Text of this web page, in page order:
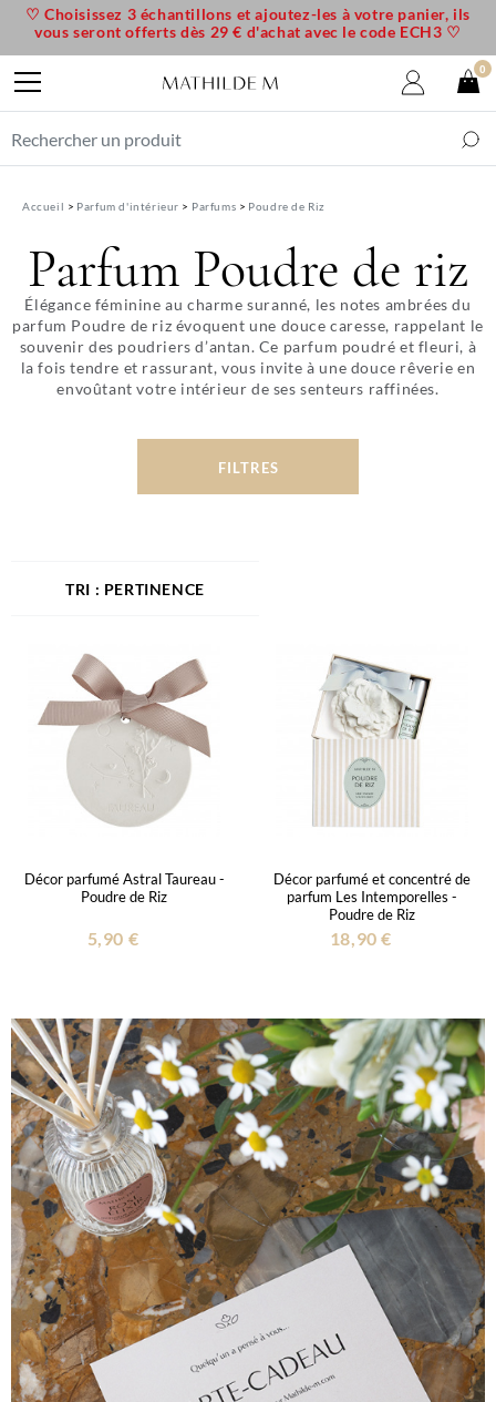
Accueil Parfum d'intérieur Parfums Poudre de Riz
Parfum Poudre de riz
Élégance féminine au charme suranné, les notes ambrées du
parfum Poudre de riz évoquent une douce caresse, rappelant le
souvenir des poudriers d’antan. Ce parfum poudré et fleuri, à
la fois tendre et rassurant, vous invite à une douce rêverie en
envoûtant votre intérieur de ses senteurs raffinées.
FILTRES
PERTINENCE
Décor parfumé Astral Taureau -
Poudre de Riz
5,90 €
Décor parfumé et concentré de
parfum Les Intemporelles -
Poudre de Riz
18,90 €
♡ Choisissez 3 échantillons et ajoutez-les à votre panier, ils
vous seront offerts dès 29 € d'achat avec le code ECH3 ♡
0